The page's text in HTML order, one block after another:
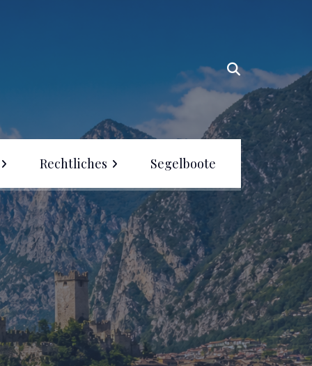
Rechtliches
– Wo ist es
in Europa –
2026
in Deutschland –
Segelschein &
2026
in Österreich –
Segelboote